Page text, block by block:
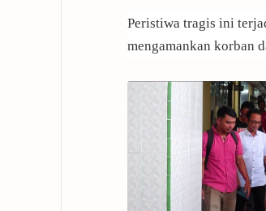
Peristiwa tragis ini
mengamankan korban